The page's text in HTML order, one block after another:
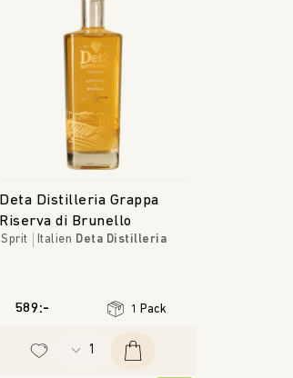
Deta Distilleria Grappa
Riserva di Brunello
Sprit Italien Deta Distilleria
589:- 1 Pack